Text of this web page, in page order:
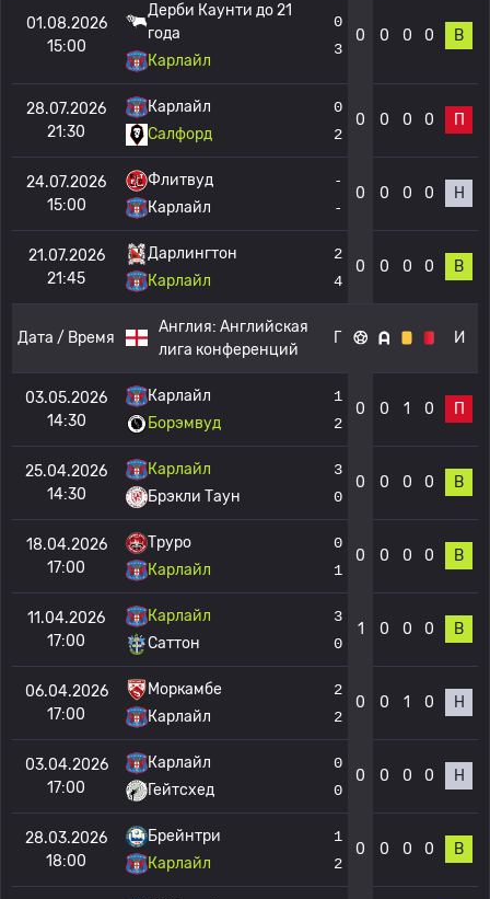
01.08.2026
15:00
Дерби Каунти до 21
года
Карлайл
0
3
0 0 0 0 В
28.07.2026
21:30
Карлайл
Салфорд
0
2
0 0 0 0 П
24.07.2026
15:00
Флитвуд
Карлайл
-
-
0 0 0 0 Н
21.07.2026
21:45
Дарлингтон
Карлайл
2
4
0 0 0 0 В
Дата / Время
Англия: Английская
лига конференций
Г И
03.05.2026
14:30
Карлайл
Борэмвуд
1
2
0 0 1 0 П
25.04.2026
14:30
Карлайл
Брэкли Таун
3
0
0 0 0 0 В
18.04.2026
17:00
Труро
Карлайл
0
1
0 0 0 0 В
11.04.2026
17:00
Карлайл
Саттон
3
0
1 0 0 0 В
06.04.2026
17:00
Моркамбе
Карлайл
2
2
0 0 1 0 Н
03.04.2026
17:00
Карлайл
Гейтсхед
0
0
0 0 0 0 Н
28.03.2026
18:00
Брейнтри
Карлайл
1
2
0 0 0 0 В